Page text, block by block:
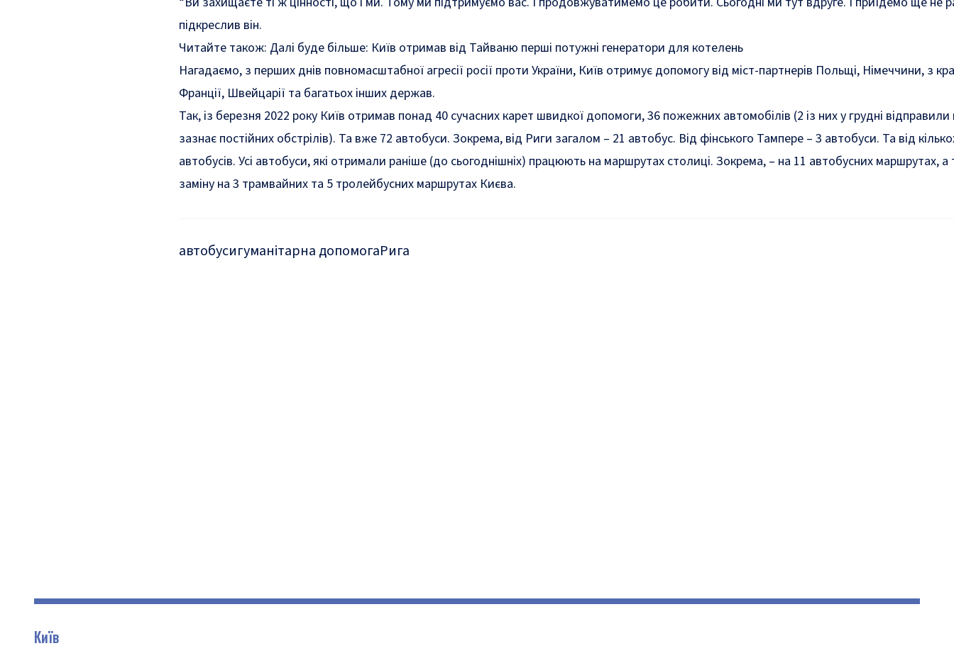
підкреслив він.
Читайте також: Далі буде більше: Київ отримав від Тайваню перші потужні генератори для котелень
Нагадаємо, з перших днів повномасштабної агресії росії проти України, Київ отримує допомогу від міст-партнерів Польщі, Німеччини, з
Франції, Швейцарії та багатьох інших держав.
Так, із березня 2022 року Київ отримав понад 40 сучасних карет швидкої допомоги, 36 пожежних автомобілів (2 із них у грудні відправили
зазнає постійних обстрілів). Та вже 72 автобуси. Зокрема, від Риги загалом – 21 автобус. Від фінського Тампере – 3 автобуси. Та від
автобусів. Усі автобуси, які отримали раніше (до сьогоднішніх) працюють на маршрутах столиці. Зокрема, – на 11 автобусних маршрутах,
заміну на 3 трамвайних та 5 тролейбусних маршрутах Києва.
автобусигуманітарна допомогаРига
Київ